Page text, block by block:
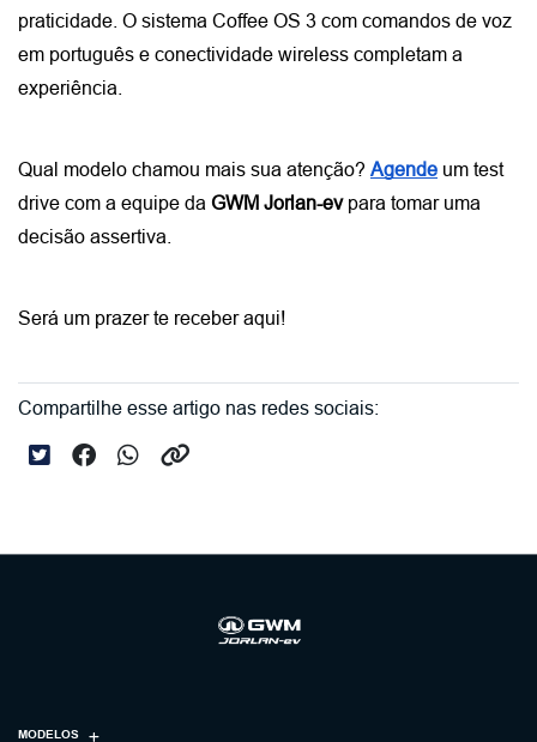
praticidade. O sistema Coffee OS 3 com comandos de voz
em português e conectividade wireless completam a
experiência.
Qual modelo chamou mais sua atenção? Agende um test
drive com a equipe da GWM Jorlan-ev para tomar uma
decisão assertiva.
Será um prazer te receber aqui!
Compartilhe esse artigo nas redes sociais:
MODELOS